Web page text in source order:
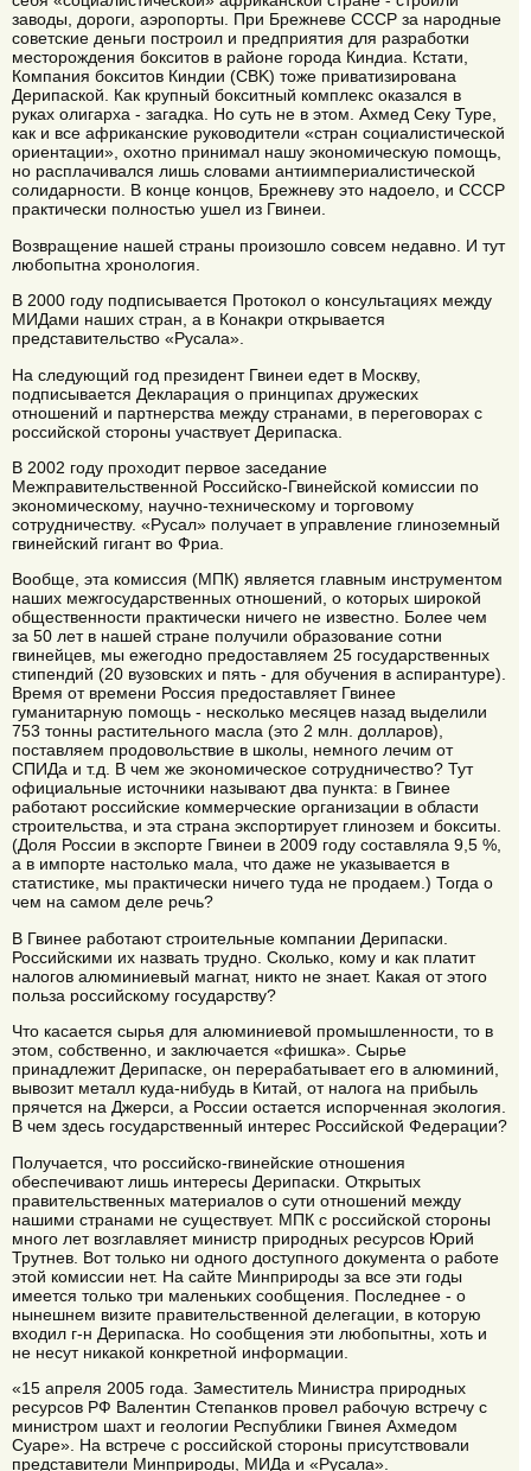
заводы, дороги, аэропорты. При Брежневе СССР за народные
советские деньги построил и предприятия для разработки
месторождения бокситов в районе города Киндиа. Кстати,
Компания бокситов Киндии (CBK) тоже приватизирована
Дерипаской. Как крупный бокситный комплекс оказался в
руках олигарха - загадка. Но суть не в этом. Ахмед Секу Туре,
как и все африканские руководители «стран социалистической
ориентации», охотно принимал нашу экономическую помощь,
но расплачивался лишь словами антиимпериалистической
солидарности. В конце концов, Брежневу это надоело, и СССР
практически полностью ушел из Гвинеи.
Возвращение нашей страны произошло совсем недавно. И тут
любопытна хронология.
В 2000 году подписывается Протокол о консультациях между
МИДами наших стран, а в Конакри открывается
представительство «Русала».
На следующий год президент Гвинеи едет в Москву,
подписывается Декларация о принципах дружеских
отношений и партнерства между странами, в переговорах с
российской стороны участвует Дерипаска.
В 2002 году проходит первое заседание
Межправительственной Российско-Гвинейской комиссии по
экономическому, научно-техническому и торговому
сотрудничеству. «Русал» получает в управление глиноземный
гвинейский гигант во Фриа.
Вообще, эта комиссия (МПК) является главным инструментом
наших межгосударственных отношений, о которых широкой
общественности практически ничего не известно. Более чем
за 50 лет в нашей стране получили образование сотни
гвинейцев, мы ежегодно предоставляем 25 государственных
стипендий (20 вузовских и пять - для обучения в аспирантуре).
Время от времени Россия предоставляет Гвинее
гуманитарную помощь - несколько месяцев назад выделили
753 тонны растительного масла (это 2 млн. долларов),
поставляем продовольствие в школы, немного лечим от
СПИДа и т.д. В чем же экономическое сотрудничество? Тут
официальные источники называют два пункта: в Гвинее
работают российские коммерческие организации в области
строительства, и эта страна экспортирует глинозем и бокситы.
(Доля России в экспорте Гвинеи в 2009 году составляла 9,5 %,
а в импорте настолько мала, что даже не указывается в
статистике, мы практически ничего туда не продаем.) Тогда о
чем на самом деле речь?
В Гвинее работают строительные компании Дерипаски.
Российскими их назвать трудно. Сколько, кому и как платит
налогов алюминиевый магнат, никто не знает. Какая от этого
польза российскому государству?
Что касается сырья для алюминиевой промышленности, то в
этом, собственно, и заключается «фишка». Сырье
принадлежит Дерипаске, он перерабатывает его в алюминий,
вывозит металл куда-нибудь в Китай, от налога на прибыль
прячется на Джерси, а России остается испорченная экология.
В чем здесь государственный интерес Российской Федерации?
Получается, что российско-гвинейские отношения
обеспечивают лишь интересы Дерипаски. Открытых
правительственных материалов о сути отношений между
нашими странами не существует. МПК с российской стороны
много лет возглавляет министр природных ресурсов Юрий
Трутнев. Вот только ни одного доступного документа о работе
этой комиссии нет. На сайте Минприроды за все эти годы
имеется только три маленьких сообщения. Последнее - о
нынешнем визите правительственной делегации, в которую
входил г-н Дерипаска. Но сообщения эти любопытны, хоть и
не несут никакой конкретной информации.
«15 апреля 2005 года. Заместитель Министра природных
ресурсов РФ Валентин Степанков провел рабочую встречу с
министром шахт и геологии Республики Гвинея Ахмедом
Суаре». На встрече с российской стороны присутствовали
представители Минприроды, МИДа и «Русала».